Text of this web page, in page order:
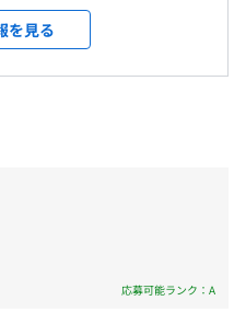
：あり
こなっております。
年金加入・雇用保険・労災
気象予測では得られな
わたしたちは、都市街区
学術研究論文を発表
アルタイム予測の実現
：微気象
会を自然と調和させる
気象インフラを世界に
のさまざまな自律機器
るプラットフォームを
和した持続可能な社会を
を見る
応募可能ランク：A